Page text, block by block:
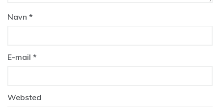
Navn *
E-mail *
Websted